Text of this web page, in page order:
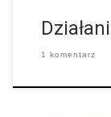
1 komentarz